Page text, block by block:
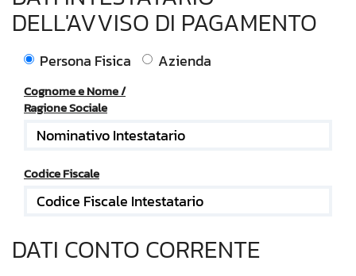
DELL'AVVISO DI PAGAMENTO
Persona Fisica Azienda
Cognome e Nome /
Ragione Sociale
Codice Fiscale
DATI CONTO CORRENTE